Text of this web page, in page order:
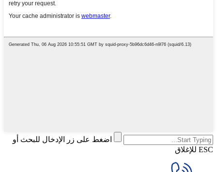
اضغط على زر الإدخال للبحث أو
ESC للإغلاق